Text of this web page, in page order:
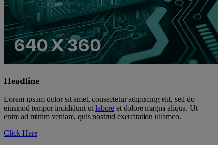
Headline
Lorem ipsum dolor sit amet, consectetur adipiscing elit, sed do
eiusmod tempor incididunt utlabore et dolore magna aliqua. Ut
enim ad minim veniam, quis nostrud exercitation ullamco.
Click Here